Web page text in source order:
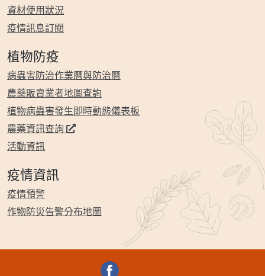
資材使用狀況
疫情訊息訂閱
植物防疫
病蟲害防治作業曆與防治曆
農藥販賣業者地圖查詢
植物病蟲害發生即時動態儀表板
農藥資訊查詢
活動資訊
疫情資訊
疫情預警
作物防災告警分布地圖